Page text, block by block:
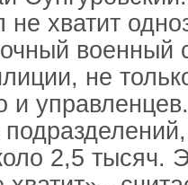
хватит
военный
не
и
2,5 тысяч.